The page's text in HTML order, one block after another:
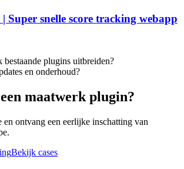
Super snelle score tracking webapp
plugins uitbreiden?
en onderhoud?
maatwerk plugin?
en ontvang een eerlijke inschatting van
Bekijk cases